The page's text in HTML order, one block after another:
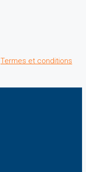
Termes et conditions